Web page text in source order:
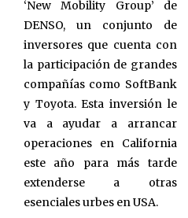
‘New Mobility Group’ de
DENSO, un conjunto de
inversores que cuenta con
la participación de grandes
compañías como SoftBank
y Toyota. Esta inversión le
va a ayudar a arrancar
operaciones en California
este año para más tarde
extenderse a otras
esenciales urbes en USA.